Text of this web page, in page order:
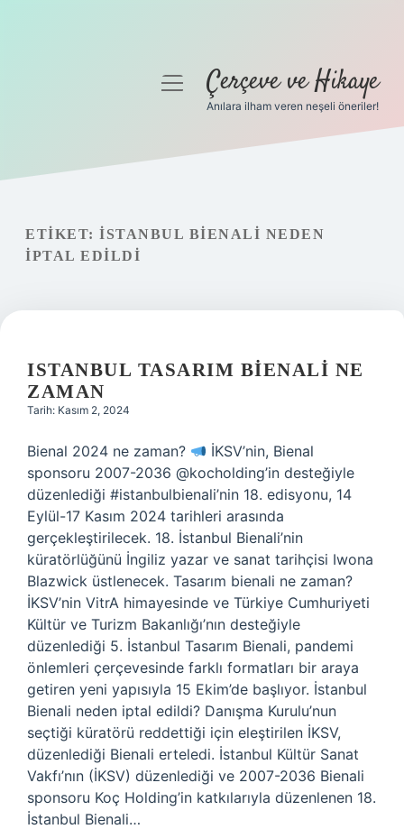
Gizlilik Politikası
Hakkımızda
menüyüÇerçeve ve Hikaye
Anılara ilham veren neşeli öneriler!
ETIKET: İSTANBUL BIENALI NEDEN
IPTAL EDILDI
ISTANBUL TASARIM BIENALI NE
ZAMAN
Tarih: Kasım 2, 2024
Bienal 2024 ne zaman?
İKSV’nin, Bienal
sponsoru 2007-2036 @kocholding’in desteğiyle
düzenlediği #istanbulbienali’nin 18. edisyonu, 14
Eylül-17 Kasım 2024 tarihleri ​​arasında
gerçekleştirilecek. 18. İstanbul Bienali’nin
küratörlüğünü İngiliz yazar ve sanat tarihçisi Iwona
Blazwick üstlenecek. Tasarım bienali ne zaman?
İKSV’nin VitrA himayesinde ve Türkiye Cumhuriyeti
Kültür ve Turizm Bakanlığı’nın desteğiyle
düzenlediği 5. İstanbul Tasarım Bienali, pandemi
önlemleri çerçevesinde farklı formatları bir araya
getiren yeni yapısıyla 15 Ekim’de başlıyor. İstanbul
Bienali neden iptal edildi? Danışma Kurulu’nun
seçtiği küratörü reddettiği için eleştirilen İKSV,
düzenlediği Bienali erteledi. İstanbul Kültür Sanat
Vakfı’nın (İKSV) düzenlediği ve 2007-2036 Bienali
sponsoru Koç Holding’in katkılarıyla düzenlenen 18.
İstanbul Bienali…